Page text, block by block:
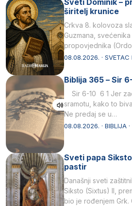
Sveti Dominik –
širitelj krunice
Crkva 8. kolovoza
Guzmana,
propovjednika
Svojim životom,
08.08.2026. · SVETAC
Biblija 365 – Sir
Sir 6-10 6 1 Jer
sramotu, kako to
Ne predaj se u…
08.08.2026. · BIBLIJA ·
Sveti papa
pastir
Današnji sveti
Siksto (Sixtus) II,
bio je rođenjem